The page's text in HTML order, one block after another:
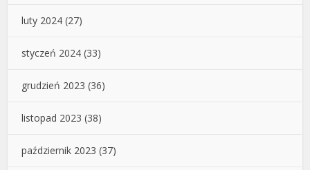
luty 2024 (27)
styczeń 2024 (33)
grudzień 2023 (36)
listopad 2023 (38)
październik 2023 (37)